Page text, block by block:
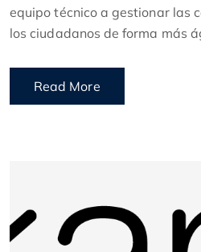
equipo técnico a gestionar las
los ciudadanos de forma más
Read More